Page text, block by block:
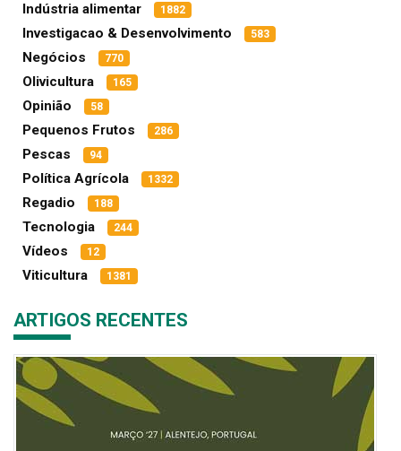
Indústria alimentar 1882
Investigacao & Desenvolvimento 583
Negócios 770
Olivicultura 165
Opinião 58
Pequenos Frutos 286
Pescas 94
Política Agrícola 1332
Regadio 188
Tecnologia 244
Vídeos 12
Viticultura 1381
ARTIGOS RECENTES